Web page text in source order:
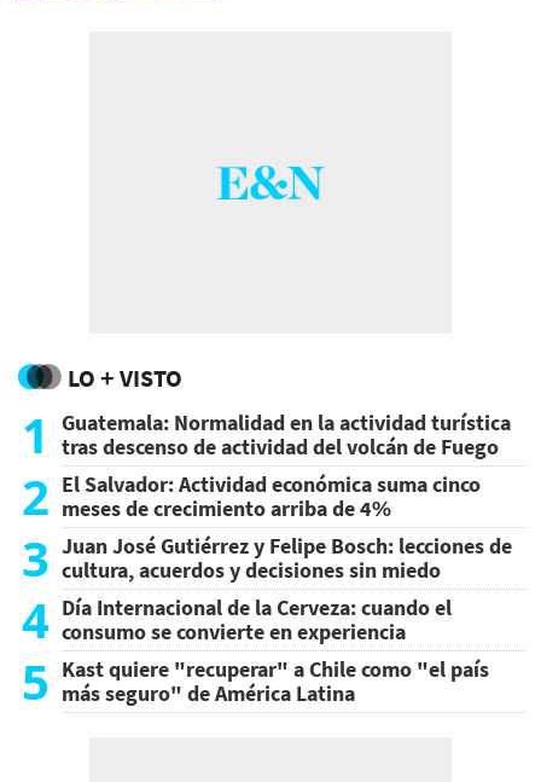
LO + VISTO
1
Guatemala: Normalidad en la actividad turística
tras descenso de actividad del volcán de Fuego
2 El Salvador: Actividad económica suma cinco
meses de crecimiento arriba de 4%
3 Juan José Gutiérrez y Felipe Bosch: lecciones de
cultura, acuerdos y decisiones sin miedo
4 Día Internacional de la Cerveza: cuando el
consumo se convierte en experiencia
5 Kast quiere "recuperar" a Chile como "el país
más seguro" de América Latina